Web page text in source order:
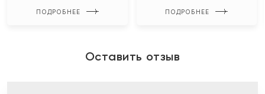
ПОДРОБНЕЕ ПОДРОБНЕЕ
Оставить отзыв